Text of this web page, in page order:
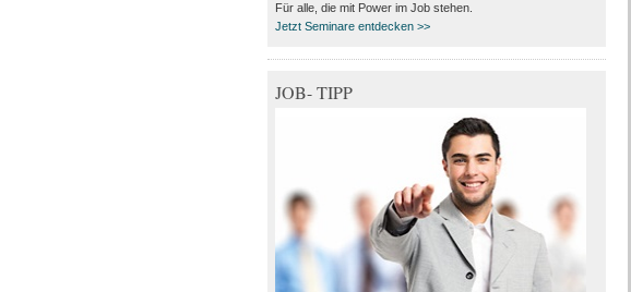
Für alle, die mit Power im Job stehen.
Jetzt Seminare entdecken >>
JOB- TIPP